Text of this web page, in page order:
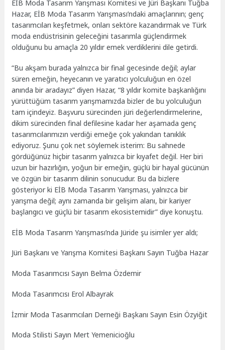
EİB Moda Tasarım Yarışması Komitesi ve Jüri Başkanı Tuğba
Hazar, EİB Moda Tasarım Yarışması’ndaki amaçlarının; genç
tasarımcıları keşfetmek, onları sektöre kazandırmak ve Türk
moda endüstrisinin geleceğini tasarımla güçlendirmek
olduğunu bu amaçla 20 yıldır emek verdiklerini dile getirdi.
“Bu akşam burada yalnızca bir final gecesinde değil; aylar
süren emeğin, heyecanın ve yaratıcı yolculuğun en özel
anında bir aradayız” diyen Hazar, “8 yıldır komite başkanlığını
yürüttüğüm tasarım yarışmamızda bizler de bu yolculuğun
tam içindeyiz. Başvuru sürecinden jüri değerlendirmelerine,
dikim sürecinden final defilesine kadar her aşamada genç
tasarımcılarımızın verdiği emeğe çok yakından tanıklık
ediyoruz. Şunu çok net söylemek isterim: Bu sahnede
gördüğünüz hiçbir tasarım yalnızca bir kıyafet değil. Her biri
uzun bir hazırlığın, yoğun bir emeğin, güçlü bir hayal gücünün
ve özgün bir tasarım dilinin sonucudur. Bu da bizlere
gösteriyor ki EİB Moda Tasarım Yarışması, yalnızca bir
yarışma değil; aynı zamanda bir gelişim alanı, bir kariyer
başlangıcı ve güçlü bir tasarım ekosistemidir” diye konuştu.
EİB Moda Tasarım Yarışması’nda Jüride şu isimler yer aldı;
Jüri Başkanı ve Yarışma Komitesi Başkanı Sayın Tuğba Hazar
Moda Tasarımcısı Sayın Belma Özdemir
Moda Tasarımcısı Erol Albayrak
İzmir Moda Tasarımcıları Derneği Başkanı Sayın Esin Özyiğit
Moda Stilisti Sayın Mert Yemenicioğlu